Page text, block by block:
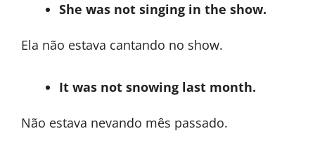
She was not singing in the show.
Ela não estava cantando no show.
It was not snowing last month.
Não estava nevando mês passado.